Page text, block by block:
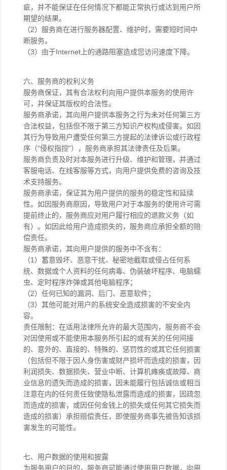
疵，并不能保证在任何情况下都能正常执行或达到用户所
期望的结果。
（2）服务商在进行服务器配置、维护时，需要短时间中
断服务。
（3）由于Internet上的通路阻塞造成您访问速度下降。
六、服务商的权利义务
服务商保证，其有合法权利向用户提供本服务的使用许
可，并保证其版权的合法性。
服务商承诺，其向用户提供本服务之行为未对任何第三方
合法权益，包括但不限于第三方知识产权构成侵害。如因
其行为导致用户遭受任何第三方提起的法律诉讼或行政程
序（“侵权指控”），服务商承担其法律责任及后果。
服务商负责及时对本服务进行升级、维护和管理，并通过
客服电话、在线客服等方式，向用户提供免费的咨询及技
术支持服务。
服务商承诺，保证其为用户提供的服务的稳定性和延续
性。如因服务商原因，导致用户对于本服务的使用许可需
提前终止的，服务商应对用户履行相应的退款义务（如
有）。如因此给用户造成损失的，服务商应承担全额的赔
偿责任。
服务商承诺，其向用户提供的服务中不含有：
（1）蓄意毁坏、恶意干扰、秘密地截取或侵占任何系
统、数据或个人资料的任何病毒、伪装破坏程序、电脑蠕
虫、定时程序炸弹或其他电脑程序；
（2）任何已知的漏洞、后门、恶意软件；
（3）其他可能对用户的系统安全造成损害的不安全内
容。
责任限制：在适用法律所允许的最大范围内，服务商不会
对因使用或不能使用本服务所引起的或有关的任何间接
的、意外的、直接的、特殊的、惩罚性的或其它任何损害
（包括但不限于因人身伤害或财产损坏而造成的损害，因
利润损失、数据损失、营业中断、计算机瘫痪或故障、商
业信息的遗失而造成的损害，因未能履行包括诚信或相当
注意在内的任何责任致使隐私泄露而造成的损害，因疏忽
而造成的损害，或因任何金钱上的损失或任何其它损失而
造成的损害）承担赔偿责任，即使服务商事先被告知该损
害发生的可能性。
七、用户数据的使用和披露
为服务用户的目的，服务商可能通过使用用户数据，向用